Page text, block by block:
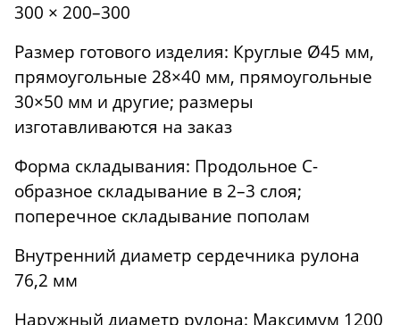
300 × 200–300
Размер готового изделия: Круглые Ø45 мм,
прямоугольные 28×40 мм, прямоугольные
30×50 мм и другие; размеры
изготавливаются на заказ
Форма складывания: Продольное C-
образное складывание в 2–3 слоя;
поперечное складывание пополам
Внутренний диаметр сердечника рулона
76,2 мм
Наружный диаметр рулона: Максимум 1200